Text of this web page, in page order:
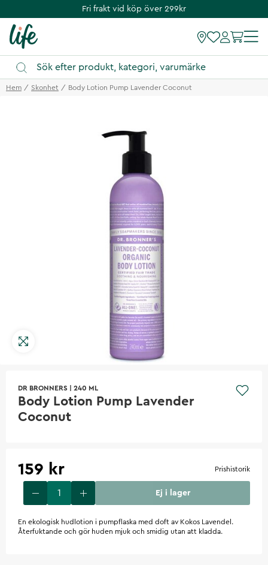
Fri frakt vid köp över 299kr
Hem Skonhet Body Lotion Pump Lavender Coconut
DR BRONNERS 240 ML
Body Lotion Pump Lavender
Coconut
159 kr Prishistorik
Ej i lager
En ekologisk hudlotion i pumpflaska med doft av Kokos Lavendel.
Återfuktande och gör huden mjuk och smidig utan att kladda.